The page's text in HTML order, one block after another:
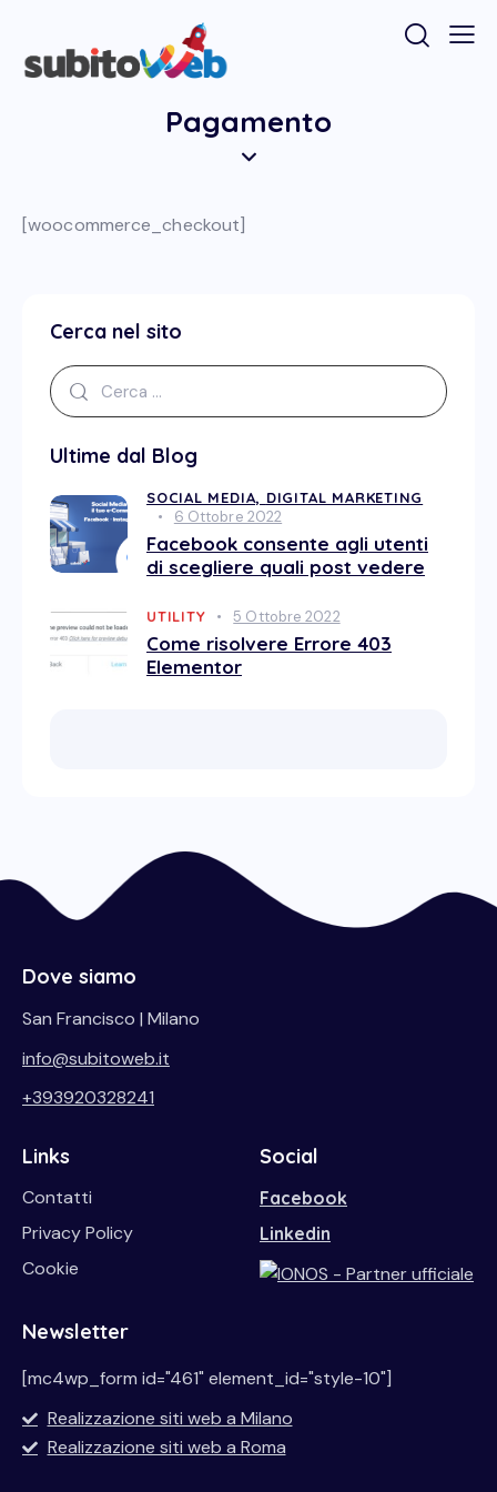
Pagamento
[woocommerce_checkout]
Cerca nel sito
Ultime dal Blog
SOCIAL MEDIA, DIGITAL MARKETING
6 Ottobre 2022
Facebook consente agli utenti
di scegliere quali post vedere
UTILITY 5 Ottobre 2022
Come risolvere Errore 403
Elementor
Dove siamo
San Francisco | Milano
info@subitoweb.it
+393920328241
Links
Contatti
Privacy Policy
Cookie
Social
Facebook
Linkedin
Newsletter
[mc4wp_form id="461" element_id="style-10"]
Realizzazione siti web a Milano
Realizzazione siti web a Roma